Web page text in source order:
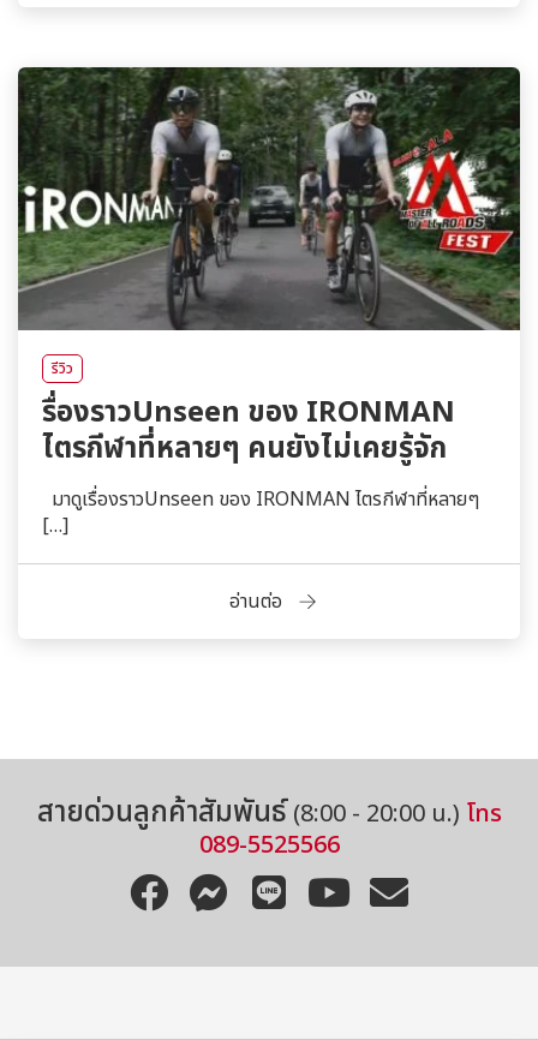
รีวิว
รื่องราวUnseen ของ IRONMAN
ไตรกีฬาที่หลายๆ คนยังไม่เคยรู้จัก
มาดูเรื่องราวUnseen ของ IRONMAN ไตรกีฬาที่หลายๆ
[…]
อ่านต่อ
สายด่วนลูกค้าสัมพันธ์ (8:00 - 20:00 น.) โทร
089-5525566